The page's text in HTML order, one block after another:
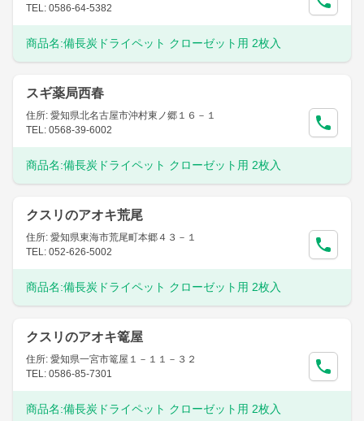
TEL: 0586-64-5382
商品名:備長炭ドライペット クローゼット用 2枚入
スギ薬局西春
住所: 愛知県北名古屋市沖村東ノ郷１６－１
TEL: 0568-39-6002
商品名:備長炭ドライペット クローゼット用 2枚入
クスリのアオキ荒尾
住所: 愛知県東海市荒尾町本郷４３－１
TEL: 052-626-5002
商品名:備長炭ドライペット クローゼット用 2枚入
クスリのアオキ篭屋
住所: 愛知県一宮市篭屋１－１１－３２
TEL: 0586-85-7301
商品名:備長炭ドライペット クローゼット用 2枚入